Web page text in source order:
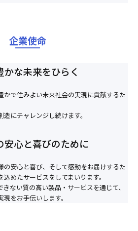
企業使命
かな未来をひらく
かで住みよい未来社会の実現に貢献するた
にチャレンジし続けます。
安心と喜びのために
の安心と喜び、そして感動をお届けするた
めたサービスをしてまいります。
ない質の高い製品・サービスを通じて、
をお手伝いします。